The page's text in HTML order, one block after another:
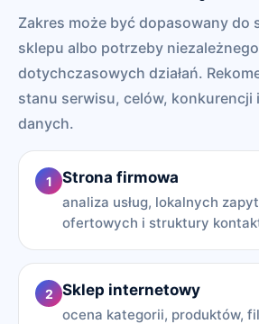
Zakres może być dopasowany do
sklepu albo potrzeby
dotychczasowych działań.
stanu serwisu, celów, konkurencji
danych.
1 Strona firmowa
analiza usług, lokalnych
ofertowych i struktury
2 Sklep internetowy
ocena kategorii, produktów,